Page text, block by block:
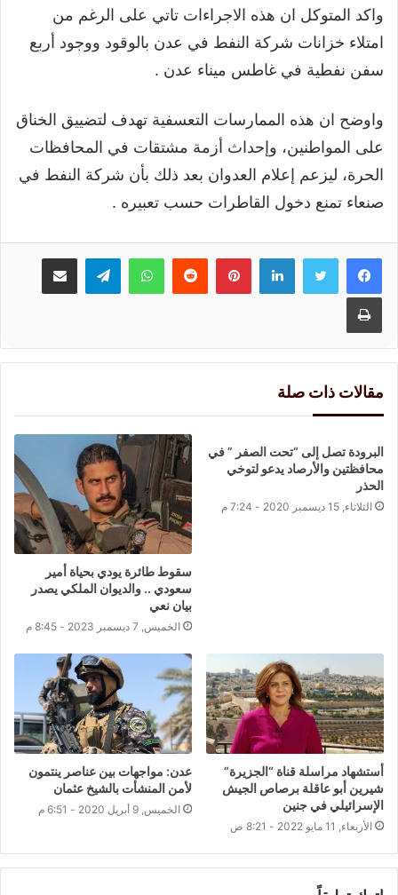
واكد المتوكل ان هذه الاجراءات تاتي على الرغم من
امتلاء خزانات شركة النفط في عدن بالوقود ووجود أربع
سفن نفطية في غاطس ميناء ‎عدن .
واوضح ان هذه الممارسات التعسفية تهدف لتضييق الخناق
على المواطنين، وإحداث أزمة مشتقات في المحافظات
الحرة، ليزعم إعلام العدوان بعد ذلك بأن شركة النفط في
صنعاء تمنع دخول القاطرات حسب تعبيره .
لينكدإنبينتيريست واتسابتيلقرام مشاركة عبر البريد
طباعة
مقالات ذات صلة
البرودة تصل إلى “تحت الصفر ” في
محافظتين والأرصاد يدعو لتوخي
الحذر
الثلاثاء, 15 ديسمبر 2020 - 7:24 م
سقوط طائرة يودي بحياة أمير
سعودي .. والديوان الملكي يصدر
بيان نعي
الخميس, 7 ديسمبر 2023 - 8:45 م
أستشهاد مراسلة قناة “الجزيرة”
شيرين أبو عاقلة برصاص الجيش
الإسرائيلي في جنين
الأربعاء, 11 مايو 2022 - 8:21 ص
عدن: مواجهات بين عناصر ينتمون
لأمن المنشأت بالشيخ عثمان
الخميس, 9 أبريل 2020 - 6:51 م